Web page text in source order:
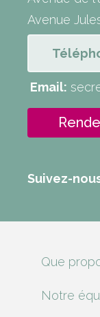
Avenue
Email:
Suivez-
Que
Notre